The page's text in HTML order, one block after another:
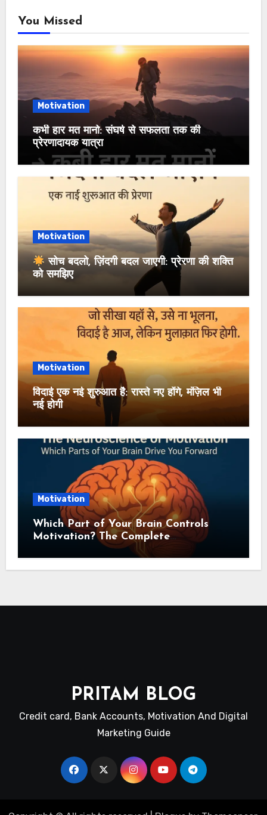
You Missed
Motivation
कभी हार मत मानो: संघर्ष से सफलता तक की
प्रेरणादायक यात्रा
Motivation
सोच बदलो, ज़िंदगी बदल जाएगी: प्रेरणा की शक्ति
को समझिए
Motivation
विदाई एक नई शुरुआत है: रास्ते नए होंगे, मंज़िल भी
नई होगी
Motivation
Which Part of Your Brain Controls
Motivation? The Complete
Neuroscience Guide
PRITAM BLOG
Credit card, Bank Accounts, Motivation And Digital
Marketing Guide